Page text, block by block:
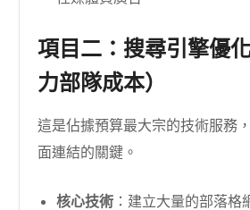
項目二：搜尋引擎優
力部隊成本）
這是佔據預算最大宗的技術服務
面連結的關鍵。
核心技術 ：建立大量的部落格